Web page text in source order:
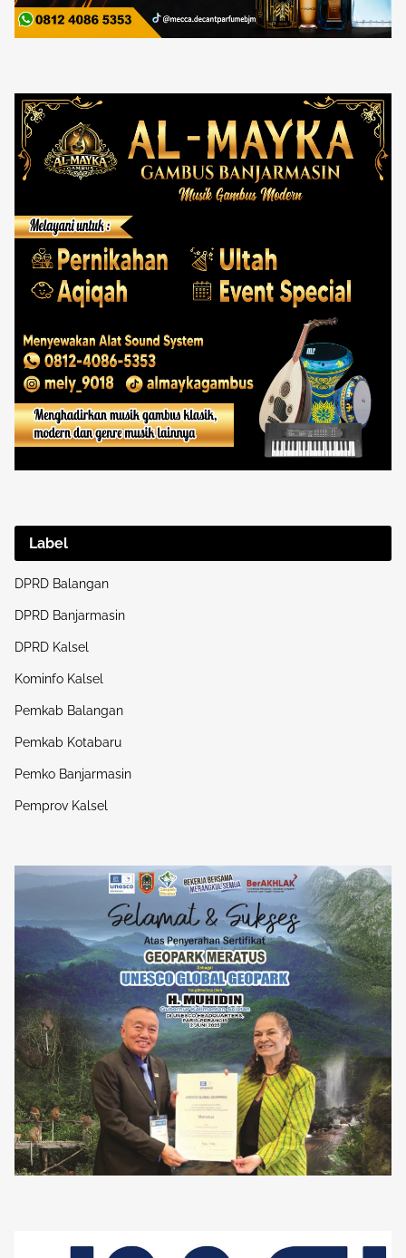
Label
DPRD Balangan
DPRD Banjarmasin
DPRD Kalsel
Kominfo Kalsel
Pemkab Balangan
Pemkab Kotabaru
Pemko Banjarmasin
Pemprov Kalsel